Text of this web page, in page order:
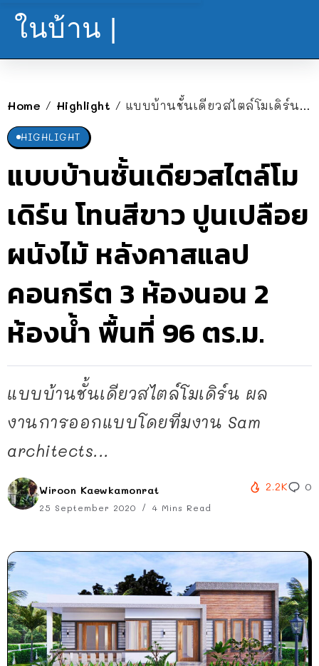
ในบ้าน |
Home / Highlight / แบบบ้านชั้นเดียวสไตล์โมเดิร์น โทนสีขาว ปูนเปลือย ผนังไม้ หลังคาสแลปคอนกรีต 3 ห้องนอน 2 ห้องน้ำ พื้นที่ 96 ตร.ม.
HIGHLIGHT
แบบบ้านชั้นเดียวสไตล์โม
เดิร์น โทนสีขาว ปูนเปลือย
ผนังไม้ หลังคาสแลป
คอนกรีต 3 ห้องนอน 2
ห้องน้ำ พื้นที่ 96 ตร.ม.
แบบบ้านชั้นเดียวสไตล์โมเดิร์น ผล
งานการออกแบบโดยทีมงาน Sam
architects...
Wiroon Kaewkamonrat
25 September 2020 4 Mins Read
2.2K 0